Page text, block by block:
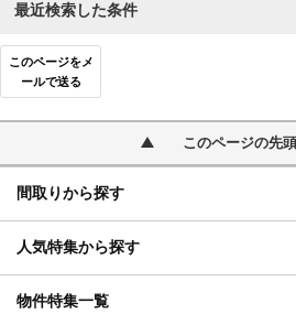
最近検索した条件
このページをメ
ールで送る
このページの先
間取りから探す
人気特集から探す
物件特集一覧